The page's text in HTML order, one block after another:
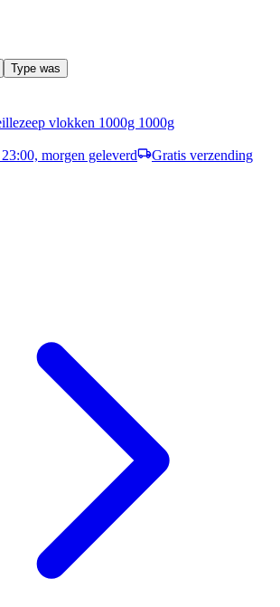
Type was
vlokken 1000g 1000g
morgen geleverd
Gratis verzending